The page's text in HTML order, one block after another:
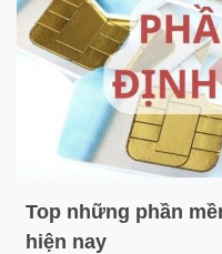
Top những phần
hiện nay